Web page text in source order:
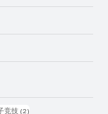
文章
竞技 (2)